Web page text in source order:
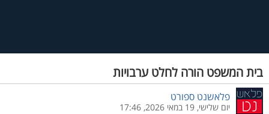
בית המשפט הורה לחלט ערבויות
פלאשנט ספורט
יום שלישי, 19 במאי 2026, 17:46